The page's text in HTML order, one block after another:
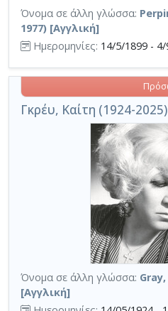
Όνομα σε άλλη γλώσσα:
1977) [Αγγλική]
Ημερομηνίες: 14/5/1899 -
Γκρέυ, Καίτη (1924-2025)
Όνομα σε άλλη γλώσσα:
[Αγγλική]